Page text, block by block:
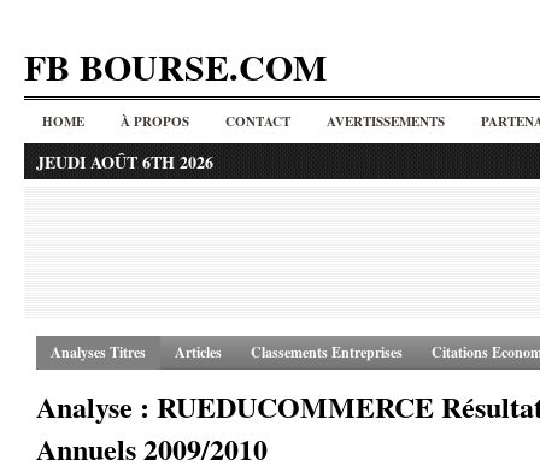
FB BOURSE.COM
HOME À PROPOS CONTACT AVERTISSEMENTS
JEUDI AOÛT 6TH 2026
Analyses Titres Articles Classements Entreprises Citations
Analyse : RUEDUCOMMERCE
Annuels 2009/2010